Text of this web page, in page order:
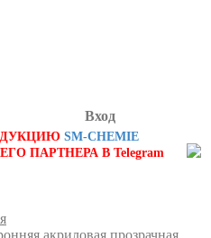
Вход
SM-CHEMIE
ПАРТНЕРА В Telegram
акриловая прозрачная